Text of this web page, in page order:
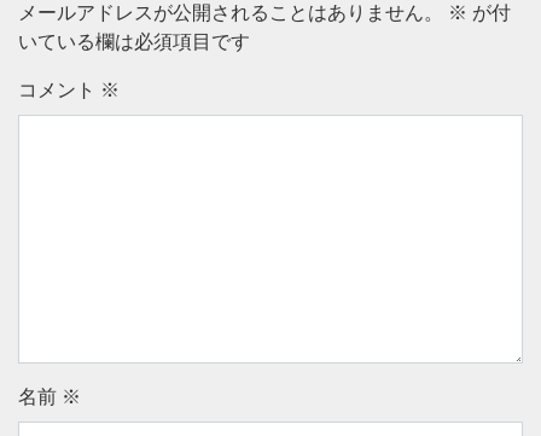
メールアドレスが公開されることはありません。 ※ が付
いている欄は必須項目です
コメント ※
名前 ※